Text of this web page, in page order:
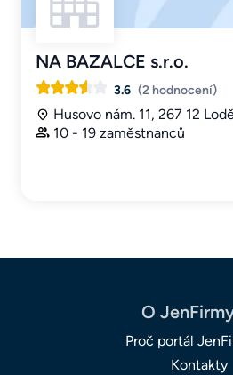
NA BAZALCE s.r.o.
3.6 (2 hodnocení)
Husovo nám. 11, 267 12
10 - 19 zaměstnanců
O
Proč portál
Kontakty